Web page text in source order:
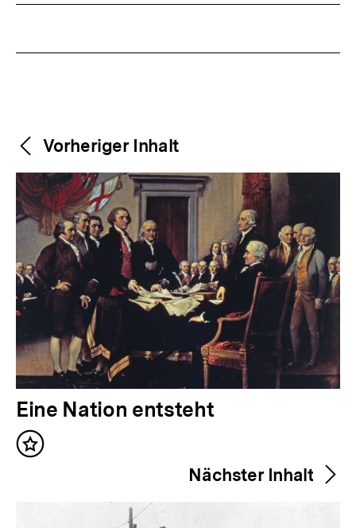
Weitere
Inhalte
Content-
Navigation
Vorheriger Inhalt
V
o
r
Eine Nation entsteht
Inhalt
Nächster Inhalt